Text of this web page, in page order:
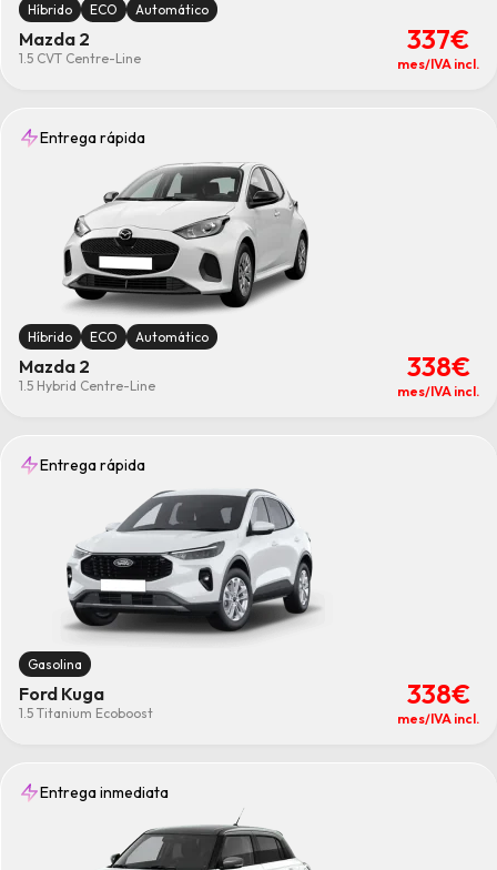
Híbrido ECO Automático
Mazda 2
1.5 CVT Centre-Line
337€
mes/IVA incl.
Entrega rápida
Híbrido ECO Automático
Mazda 2
1.5 Hybrid Centre-Line
338€
mes/IVA incl.
Entrega rápida
Gasolina
Ford Kuga
1.5 Titanium Ecoboost
338€
mes/IVA incl.
Entrega inmediata